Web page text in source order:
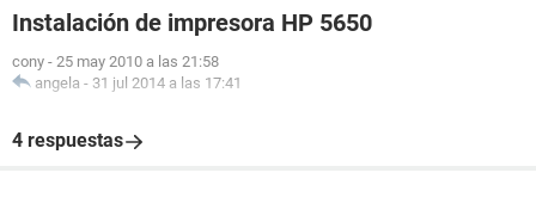
Instalación de impresora HP 5650
cony - 25 may 2010 a las 21:58
angela - 31 jul 2014 a las 17:41
4 respuestas